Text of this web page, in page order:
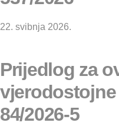
22. svibnja 2026.
Prijedlog za
84/2026-5